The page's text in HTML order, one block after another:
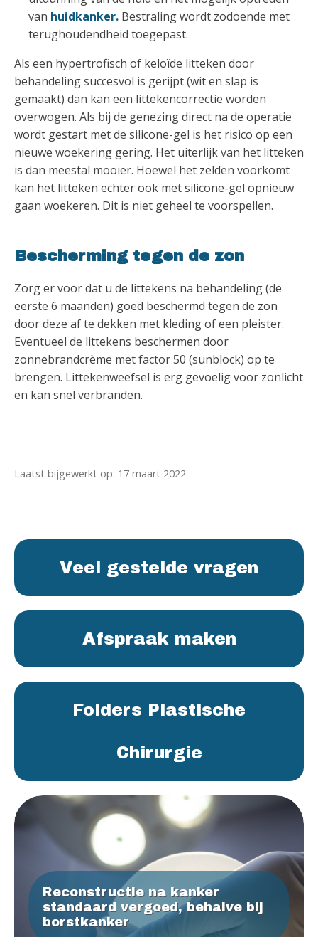
van huidkanker. Bestraling wordt zodoende met
terughoudendheid toegepast.
Als een hypertrofisch of keloïde litteken door
behandeling succesvol is gerijpt (wit en slap is
gemaakt) dan kan een littekencorrectie worden
overwogen. Als bij de genezing direct na de operatie
wordt gestart met de silicone-gel is het risico op een
nieuwe woekering gering. Het uiterlijk van het litteken
is dan meestal mooier. Hoewel het zelden voorkomt
kan het litteken echter ook met silicone-gel opnieuw
gaan woekeren. Dit is niet geheel te voorspellen.
Bescherming tegen de zon
Zorg er voor dat u de littekens na behandeling (de
eerste 6 maanden) goed beschermd tegen de zon
door deze af te dekken met kleding of een pleister.
Eventueel de littekens beschermen door
zonnebrandcrème met factor 50 (sunblock) op te
brengen. Littekenweefsel is erg gevoelig voor zonlicht
en kan snel verbranden.
Laatst bijgewerkt op: 17 maart 2022
Veel gestelde vragen
Afspraak maken
Folders Plastische
Chirurgie
Reconstructie na kanker
standaard vergoed, behalve bij
borstkanker